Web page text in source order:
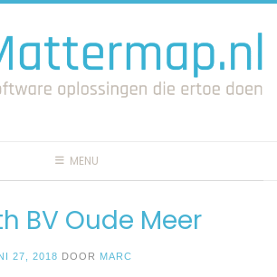
MENU
BV Oude Meer
27, 2018 DOOR MARC